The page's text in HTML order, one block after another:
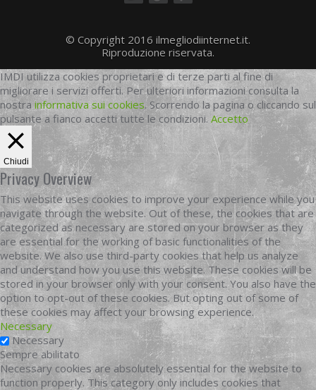
© Copyright 2016 ilmegliodiinternet.it.
Riproduzione riservata.
IMDI utilizza cookies proprietari e di terze parti al fine di
migliorare i servizi offerti. Per ulteriori informazioni consulta la
nostrainformativa sui cookies. Scorrendo la pagina o cliccando sul
pulsante a fianco accetti tutte le condizioni. Accetto
Chiudi
Privacy Overview
This website uses cookies to improve your experience while you
navigate through the website. Out of these, the cookies that are
categorized as necessary are stored on your browser as they
are essential for the working of basic functionalities of the
website. We also use third-party cookies that help us analyze
and understand how you use this website. These cookies will be
stored in your browser only with your consent. You also have the
option to opt-out of these cookies. But opting out of some of
these cookies may affect your browsing experience.
Necessary
Necessary
Sempre abilitato
Necessary cookies are absolutely essential for the website to
function properly. This category only includes cookies that